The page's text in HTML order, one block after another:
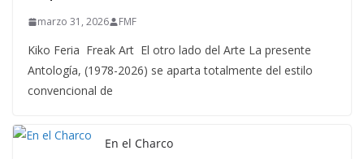
marzo 31, 2026 FMF
Kiko Feria Freak Art El otro lado del Arte La presente
Antología, (1978-2026) se aparta totalmente del estilo
convencional de
En el Charco